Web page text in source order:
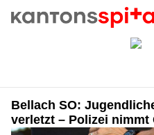
Bellach SO:
verletzt – Polizei